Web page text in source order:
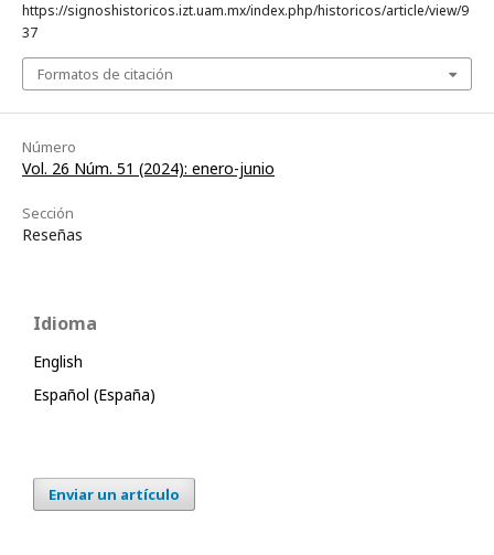
https://signoshistoricos.izt.uam.mx/index.php/historicos/article/view/9
37
Formatos de citación
Número
Vol. 26 Núm. 51 (2024): enero-junio
Sección
Reseñas
Idioma
English
Español (España)
Enviar un artículo